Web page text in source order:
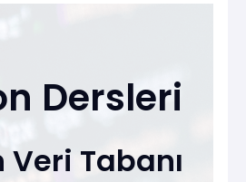
Dersleri
Tabanı